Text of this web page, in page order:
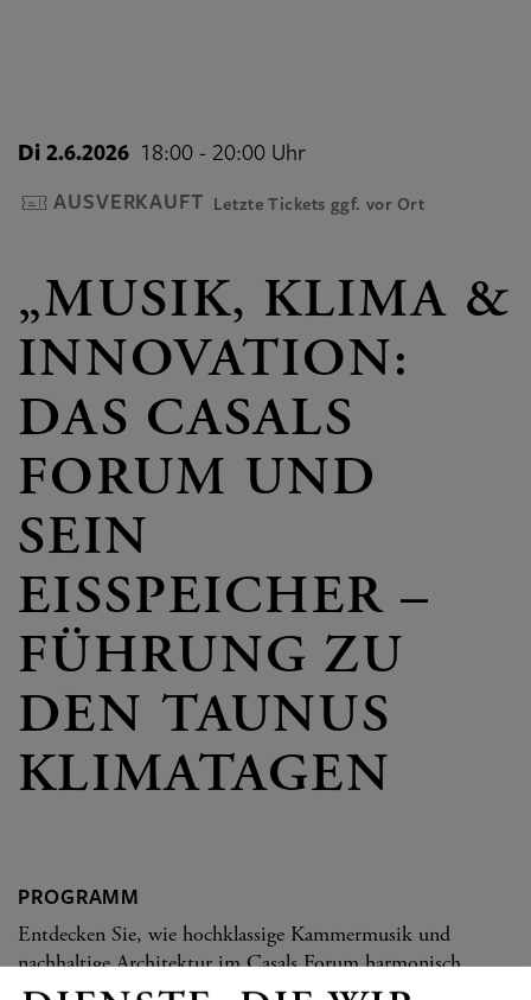
Di 2.6.2026 18:00 - 20:00 Uhr
AUSVERKAUFT Letzte Tickets ggf. vor Ort
„MUSIK, KLIMA &
INNOVATION:
DAS CASALS
FORUM UND
SEIN
EISSPEICHER –
FÜHRUNG ZU
DEN TAUNUS
KLIMATAGEN
PROGRAMM
Entdecken Sie, wie hochklassige Kammermusik und
nachhaltige Architektur im Casals Forum harmonisch
vereint werden! Bei dieser Führung im Rahmen der Taunus